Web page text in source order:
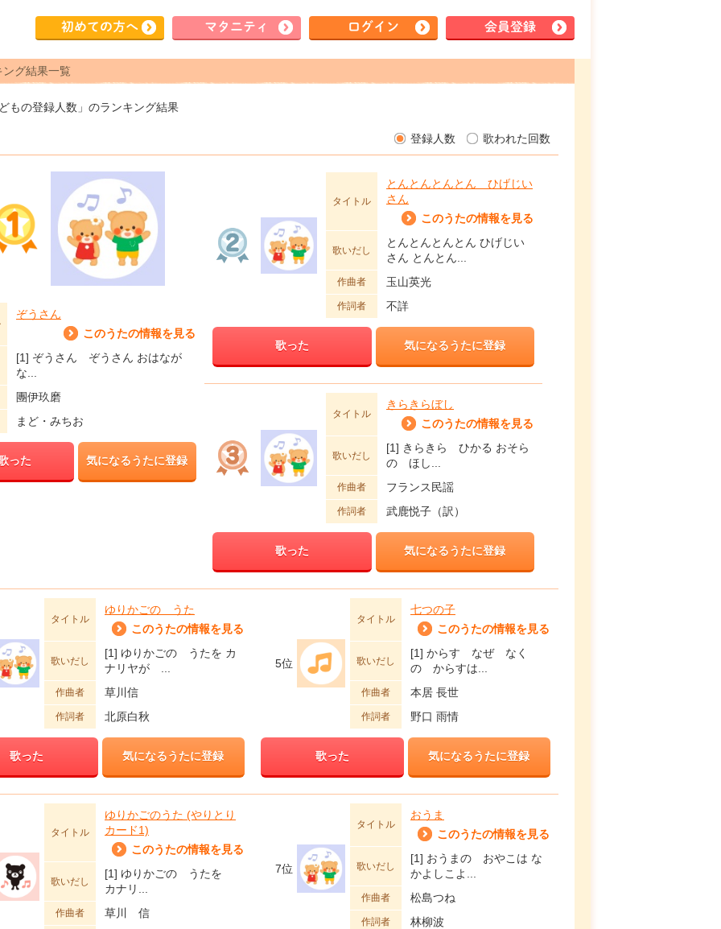
初めての方へ マタ ニティ ログイン 会員登録
グ結果一覧
もの登録人数」のランキング結果
登録人数 歌われた回数
ぞうさん
このうたの情報を見る
[1] ぞうさん ぞうさん おはなが
な...
團伊玖磨
まど・みちお
った 気になるうたに登録
タイトル
とんとんとんとん ひげじい
さん
このうたの情報を見る
歌いだし
とんとんとんとん ひげじい
さん とんとん...
作曲者 玉山英光
作詞者 不詳
歌った 気になるうたに登録
タイトル
きらきらぼし
このうたの情報を見る
歌いだし
[1] きらきら ひかる おそら
の ほし...
作曲者 フランス民謡
作詞者 武鹿悦子（訳）
歌った 気になるうたに登録
タイトル
ゆりかごの うた
このうたの情報を見る
歌いだし
[1] ゆりかごの うたを カ
ナリヤが ...
作曲者 草川信
作詞者 北原白秋
歌った 気になるうたに登録
5位
タイトル
七つの子
このうたの情報を見る
歌いだし
[1] からす なぜ なく
の からすは...
作曲者 本居 長世
作詞者 野口 雨情
歌った 気になるうたに登録
タイトル
ゆりかごのうた (やりとり
カード1)
このうたの情報を見る
歌いだし
[1] ゆりかごの うたを
カナリ...
作曲者 草川 信
7位
タイトル
おうま
このうたの情報を見る
歌いだし
[1] おうまの おやこは な
かよしこよ...
作曲者 松島つね
作詞者 林柳波